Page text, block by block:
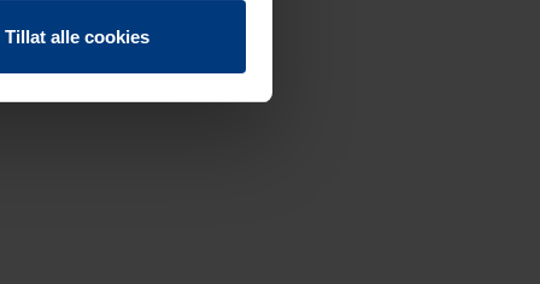
Tillat alle cookies